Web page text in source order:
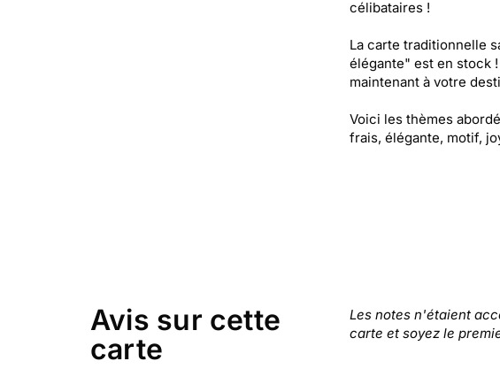
célibataires !
La carte traditionnelle
élégante" est en stock
maintenant à votre
Voici les thèmes
frais, élégante, motif,
Avis sur cette
carte
Les notes n'étaient
carte et soyez le